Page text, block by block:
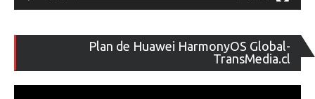
Plan de Huawei HarmonyOS Global-
TransMedia.cl
de